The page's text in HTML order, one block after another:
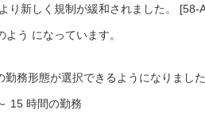
り新しく規制が緩和されました。 [58-
う になっています。
務形態が選択できるようになりました
15 時間の勤務